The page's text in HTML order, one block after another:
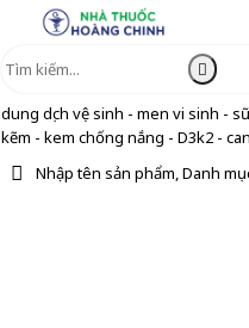
dung dịch vệ sinh - men vi sinh -
kẽm - kem chống nắng - D3k2 -
Nhập tên sản phẩm, Danh